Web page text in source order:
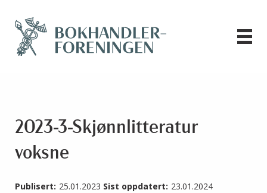
2023-3-Skjønnlitteratur
voksne
Publisert: 25.01.2023 Sist oppdatert: 23.01.2024